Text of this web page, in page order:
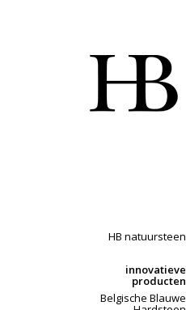
HB natuursteen
innovatieve
producten
Belgische Blauwe